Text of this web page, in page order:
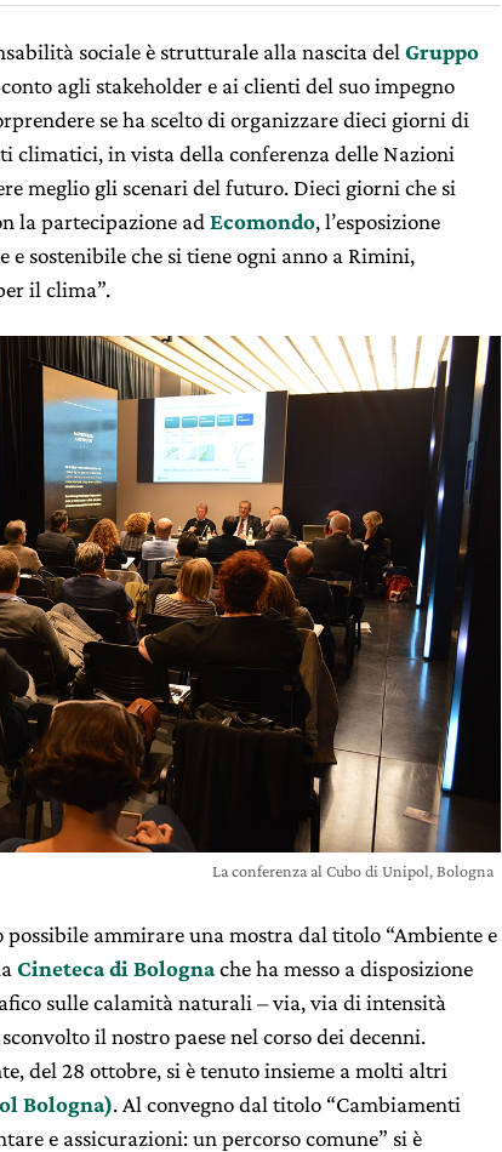
sociale è strutturale alla nascita del Gruppo
agli stakeholder e ai clienti del suo impegno
se ha scelto di organizzare dieci giorni di
climatici, in vista della conferenza delle Nazioni
meglio gli scenari del futuro. Dieci giorni che si
la partecipazione ad Ecomondo, l’esposizione
e sostenibile che si tiene ogni anno a Rimini,
il clima”.
La conferenza al Cubo di Unipol, Bologna
ammirare una mostra dal titolo “Ambiente e
Cineteca di Bolognache ha messo a disposizione
sulle calamità naturali – via, via di intensità
il nostro paese nel corso dei decenni.
del 28 ottobre, si è tenuto insieme a molti altri
Bologna). Al convegno dal titolo “Cambiamenti
e assicurazioni: un percorso comune” si è